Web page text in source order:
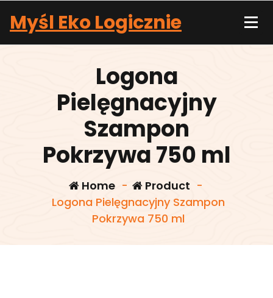
content
Myśl Eko Logicznie
Logona
Pielęgnacyjny
Szampon
Pokrzywa 750 ml
Home- Product -
Logona Pielęgnacyjny Szampon
Pokrzywa 750 ml